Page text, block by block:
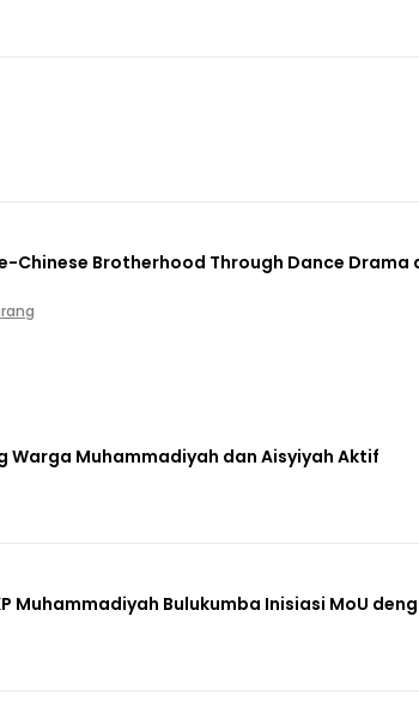
Chinese Brotherhood Through Dance Drama
Warga Muhammadiyah dan Aisyiyah Aktif
Muhammadiyah Bulukumba Inisiasi MoU